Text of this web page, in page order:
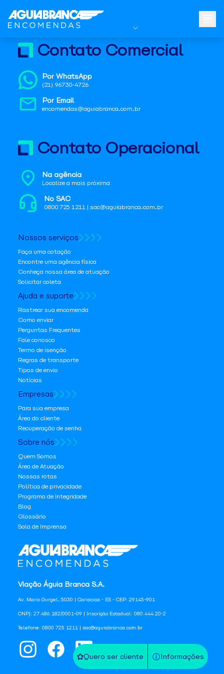
Quero ser cliente Informações
Viação Águia Branca S.A.
Av. Mario Gurgel, 5030 | Cariacica - ES - CEP: 29145-901
CNPJ: 27.486.182/0001-09 | Inscrição Estadual: 080.444.20-2
Telefone: 0800 725 1211 | sac@aguiabranca.com.br
Contato Comercial
Por WhatsApp
(21) 96730-4726
Por Email
encomendas@aguiabranca.com.br
Contato Operacional
Na agência
Localize a mais próxima
No SAC
0800 725 1211 | sac@aguiabranca.com.br
Nossos serviços
Faça uma cotação
Encontre uma agência física
Conheça nossa área de atuação
Solicitar coleta
Ajuda e suporte
Rastrear sua encomenda
Como enviar
Perguntas Frequentes
Fale conosco
Termo de isenção
Regras de transporte
Tipos de envio
Notícias
Empresas
Para sua empresa
Área do cliente
Recuperação de senha
Sobre nós
Quem Somos
Área de Atuação
Nossas rotas
Política de privacidade
Programa de Integridade
Blog
Glossário
Sala de Imprensa